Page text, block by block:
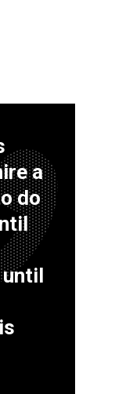
a
do
until